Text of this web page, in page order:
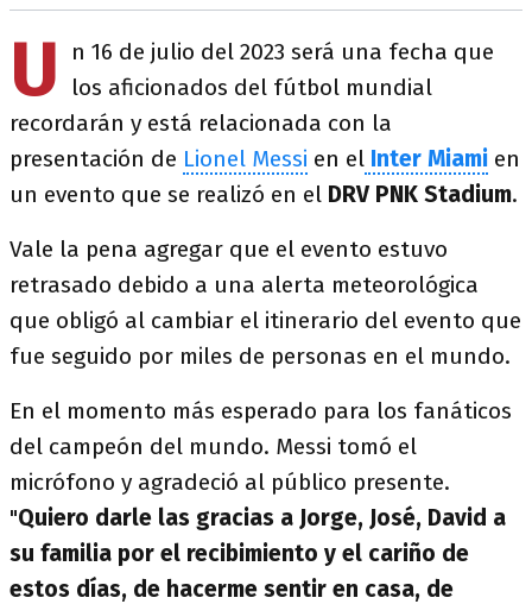
U
n 16 de julio del 2023 será una fecha que
los aficionados del fútbol mundial
recordarán y está relacionada con la
presentación de Lionel Messi en el Inter Miami en
un evento que se realizó en el DRV PNK Stadium.
Vale la pena agregar que el evento estuvo
retrasado debido a una alerta meteorológica
que obligó al cambiar el itinerario del evento que
fue seguido por miles de personas en el mundo.
En el momento más esperado para los fanáticos
del campeón del mundo. Messi tomó el
micrófono y agradeció al público presente.
"Quiero darle las gracias a Jorge, José, David a
su familia por el recibimiento y el cariño de
estos días, de hacerme sentir en casa, de